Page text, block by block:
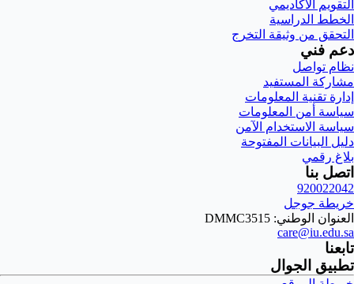
التقويم الأكاديمي
الخطط الدراسية
التحقق من وثيقة التخرج
دعم فني
نظام تواصل
مشاركة المستفيد
إدارة تقنية المعلومات
سياسة أمن المعلومات
سياسة الاستخدام الآمن
دليل البيانات المفتوحة
بلاغ رقمي
اتصل بنا
920022042
خريطة جوجل
العنوان الوطني: DMMC3515
care@iu.edu.sa
تابعنا
تطبيق الجوال